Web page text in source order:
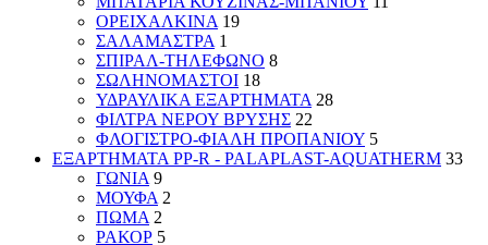
ΟΡΕΙΧΑΛΚΙΝΑ 19
ΣΑΛΑΜΑΣΤΡΑ 1
ΣΠΙΡΑΛ-ΤΗΛΕΦΩΝΟ 8
ΣΩΛΗΝΟΜΑΣΤΟΙ 18
ΥΔΡΑΥΛΙΚΑ ΕΞΑΡΤΗΜΑΤΑ 28
ΦΙΛΤΡΑ ΝΕΡΟΥ ΒΡΥΣΗΣ 22
ΦΛΟΓΙΣΤΡΟ-ΦΙΑΛΗ ΠΡΟΠΑΝΙΟΥ 5
ΕΞΑΡΤΗΜΑΤΑ PP-R - PALAPLAST-AQUATHERM 33
ΓΩΝΙΑ 9
ΜΟΥΦΑ 2
ΠΩΜΑ 2
ΡΑΚΟΡ 5